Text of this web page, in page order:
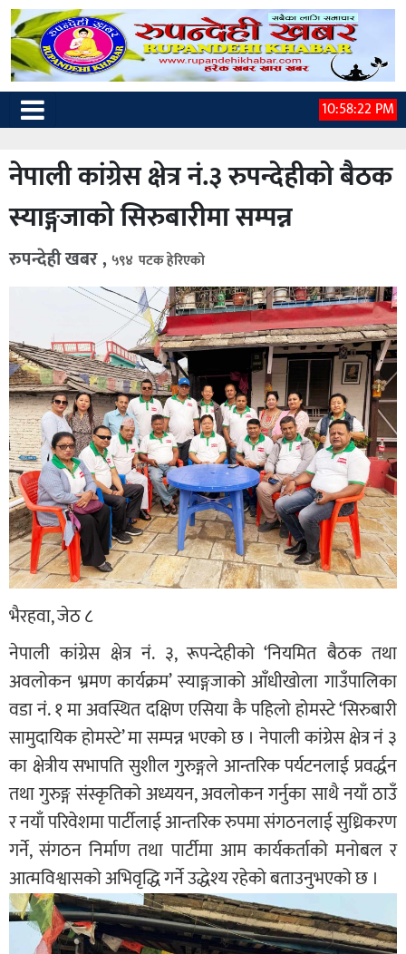
10:58:23 PM
नेपाली कांग्रेस क्षेत्र नं.३ रुपन्देहीको बैठक
स्याङ्गजाको सिरुबारीमा सम्पन्न
रुपन्देही खबर , ५९४ पटक हेरिएको
भैरहवा, जेठ ८
नेपाली कांग्रेस क्षेत्र नं. ३, रूपन्देहीको ‘नियमित बैठक तथा
अवलोकन भ्रमण कार्यक्रम’ स्याङ्गजाको आँधीखोला गाउँपालिका
वडा नं. १ मा अवस्थित दक्षिण एसिया कै पहिलो होमस्टे ‘सिरुबारी
सामुदायिक होमस्टे’ मा सम्पन्न भएको छ । नेपाली कांग्रेस क्षेत्र नं ३
का क्षेत्रीय सभापति सुशील गुरुङ्गले आन्तरिक पर्यटनलाई प्रवर्द्धन
तथा गुरुङ्ग संस्कृतिको अध्ययन, अवलोकन गर्नुका साथै नयाँ ठाउँ
र नयाँ परिवेशमा पार्टीलाई आन्तरिक रुपमा संगठनलाई सुध्रिकरण
गर्ने, संगठन निर्माण तथा पार्टीमा आम कार्यकर्ताको मनोबल र
आत्मविश्वासको अभिवृद्धि गर्ने उद्धेश्य रहेको बताउनुभएको छ ।